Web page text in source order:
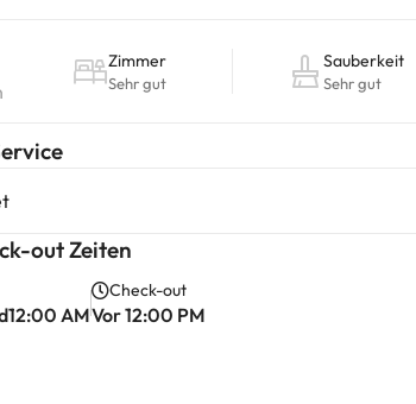
Zimmer
Sehr gut
Sauberkeit
Sehr gut
out Zeiten
AM
Check-out
Vor 12:00 PM